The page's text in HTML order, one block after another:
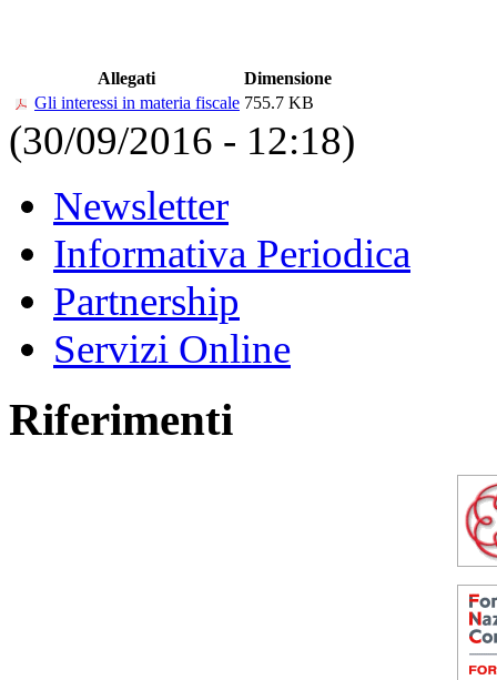
Allegati
Dimensione
Gli interessi in materia fiscale 755.7 KB
(30/09/2016 - 12:18)
Newsletter
Informativa Periodica
Partnership
Servizi Online
Riferimenti